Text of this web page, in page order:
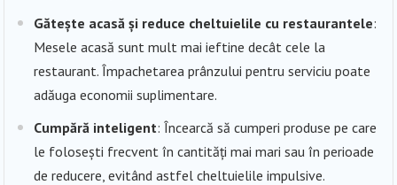
Gătește acasă și reduce cheltuielile cu restaurantele:
Mesele acasă sunt mult mai ieftine decât cele la
restaurant. Împachetarea prânzului pentru serviciu poate
adăuga economii suplimentare.
Cumpără inteligent: Încearcă să cumperi produse pe care
le folosești frecvent în cantități mai mari sau în perioade
de reducere, evitând astfel cheltuielile impulsive.